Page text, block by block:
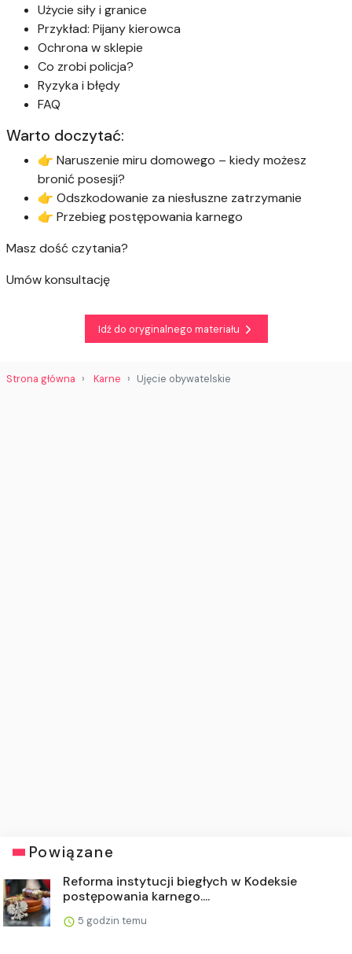
Użycie siły i granice
Przykład: Pijany kierowca
Ochrona w sklepie
Co zrobi policja?
Ryzyka i błędy
FAQ
Warto doczytać:
👉 Naruszenie miru domowego – kiedy możesz
bronić posesji?
👉 Odszkodowanie za niesłuszne zatrzymanie
👉 Przebieg postępowania karnego
Masz dość czytania?
Umów konsultację
Idź do oryginalnego materiału
Strona główna Karne Ujęcie obywatelskie
Powiązane
Reforma instytucji biegłych w Kodeksie
postępowania karnego....
5 godzin temu